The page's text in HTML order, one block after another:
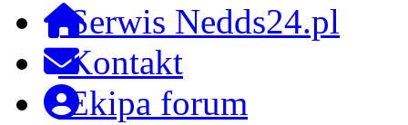
Serwis Nedds24.pl
Kontakt
Ekipa forum